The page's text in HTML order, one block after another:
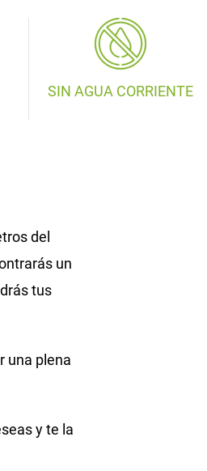
SIN AGUA CORRIENTE
del
un
tus
una plena
y te la